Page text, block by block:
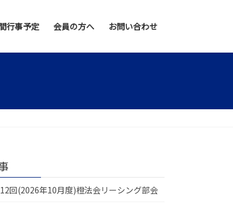
行事予定 会員の方へ お問い合わせ
回(2026年10月度)橙法会リーシング部会